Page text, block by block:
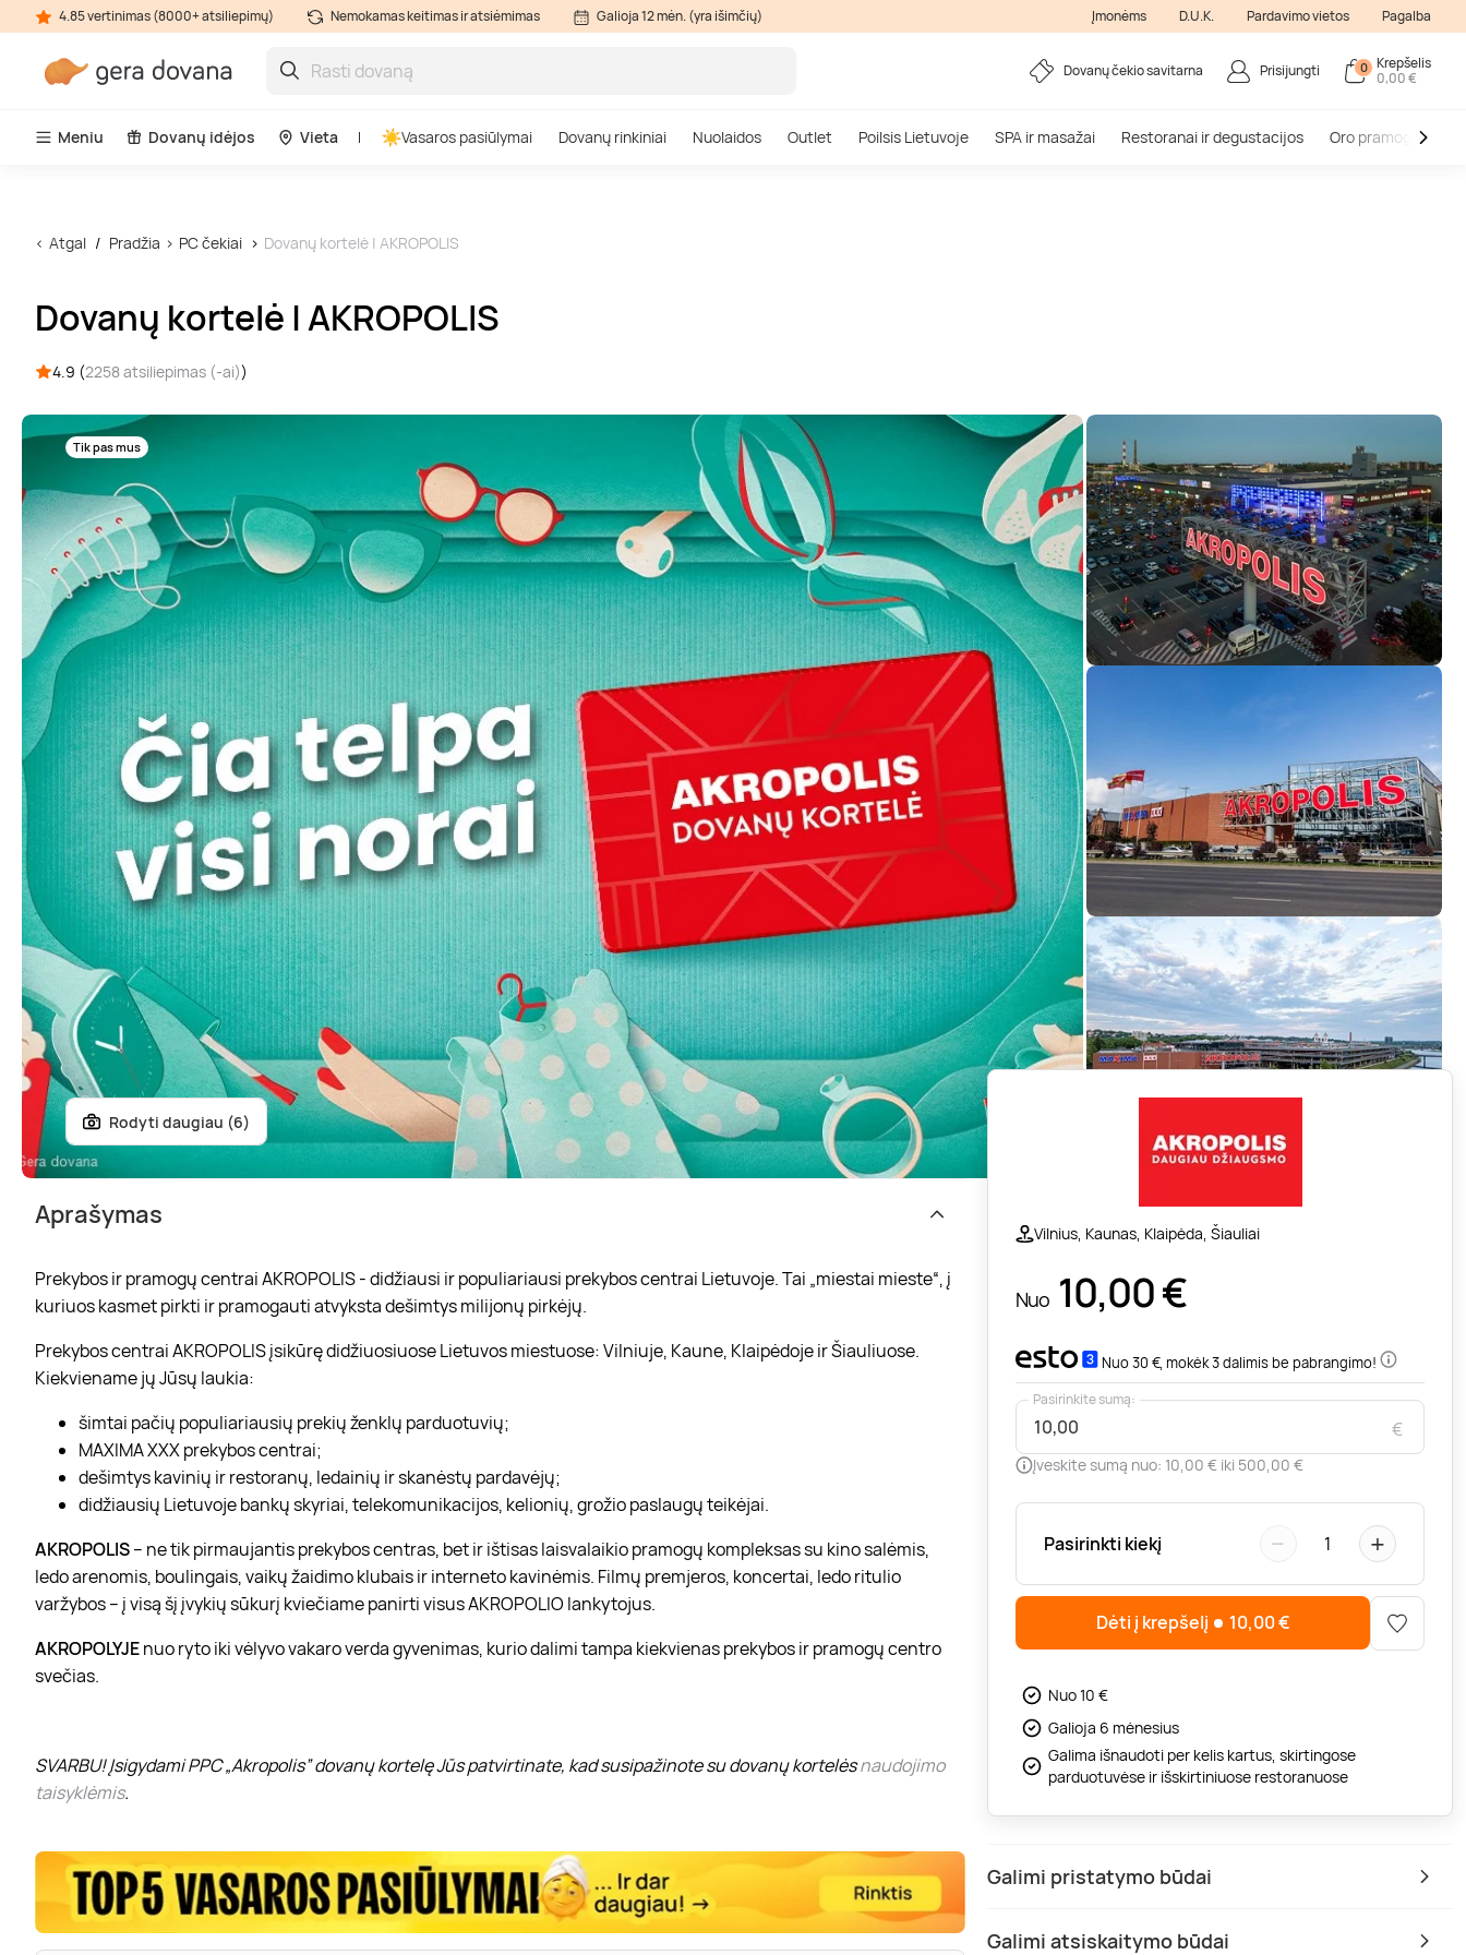
4.85 vertinimas (8000+ atsiliepimų) Nemokamas keitimas ir atsiėmimas Galioja 12 mėn. (yra išimčių) Įmonėms D.U.K. Pardavimo vietos Pagalba
Dovanų čekio savitarna Prisijungti 0 Krepšelis
0,00 €
Meniu Dovanų idėjos Vieta Vasaros pasiūlymai Dovanų rinkiniai Nuolaidos Outlet Poilsis Lietuvoje SPA ir masažai Restoranai ir degustacijos Oro pramogos
Atgal Pradžia PC čekiai Dovanų kortelė | AKROPOLIS
Dovanų kortelė | AKROPOLIS
4.9 (2258 atsiliepimas (-ai))
Tik pas mus
Rodyti daugiau (6)
Vilnius, Kaunas, Klaipėda, Šiauliai
Nuo 10,00€
Nuo 30 €, mokėk 3 dalimis be pabrangimo!
€
Pasirinkite sumą:
Įveskite sumą nuo: 10,00 € iki 500,00 €
Pasirinkti kiekį − 1 +
Dėti į krepšelį 10,00€
Nuo 10 €
Galioja 6 mėnesius
Galima išnaudoti per kelis kartus, skirtingose
parduotuvėse ir išskirtiniuose restoranuose
Galimi pristatymo būdai
Galimi atsiskaitymo būdai
Aprašymas
Prekybos ir pramogų centrai AKROPOLIS - didžiausi ir populiariausi prekybos centrai Lietuvoje. Tai „miestai mieste“, į
kuriuos kasmet pirkti ir pramogauti atvyksta dešimtys milijonų pirkėjų.
Prekybos centrai AKROPOLIS įsikūrę didžiuosiuose Lietuvos miestuose: Vilniuje, Kaune, Klaipėdoje ir Šiauliuose.
Kiekviename jų Jūsų laukia:
šimtai pačių populiariausių prekių ženklų parduotuvių;
MAXIMA XXX prekybos centrai;
dešimtys kavinių ir restoranų, ledainių ir skanėstų pardavėjų;
didžiausių Lietuvoje bankų skyriai, telekomunikacijos, kelionių, grožio paslaugų teikėjai.
AKROPOLIS– ne tik pirmaujantis prekybos centras, bet ir ištisas laisvalaikio pramogų kompleksas su kino salėmis,
ledo arenomis, boulingais, vaikų žaidimo klubais ir interneto kavinėmis. Filmų premjeros, koncertai, ledo ritulio
varžybos – į visą šį įvykių sūkurį kviečiame panirti visus AKROPOLIO lankytojus.
AKROPOLYJEnuo ryto iki vėlyvo vakaro verda gyvenimas, kurio dalimi tampa kiekvienas prekybos ir pramogų centro
svečias.
SVARBU! Įsigydami PPC „Akropolis” dovanų kortelę Jūs patvirtinate, kad susipažinote su dovanų kortelėsnaudojimo
taisyklėmis.